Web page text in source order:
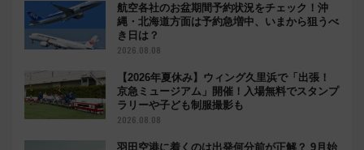
航空各社のお盆期間予約状況をチェック！沖
縄・北海道方面は予約急増中、いまから狙うべ
き日は？
2026.08.08
【2026年夏休み】ウィング久里浜で「出張！
京急ミュージアム」開催！入場無料でスタンプ
ラリーや子ども制服撮影も
2026.08.08
羽田空港に着くのは出発何分前が正解？ 9月始